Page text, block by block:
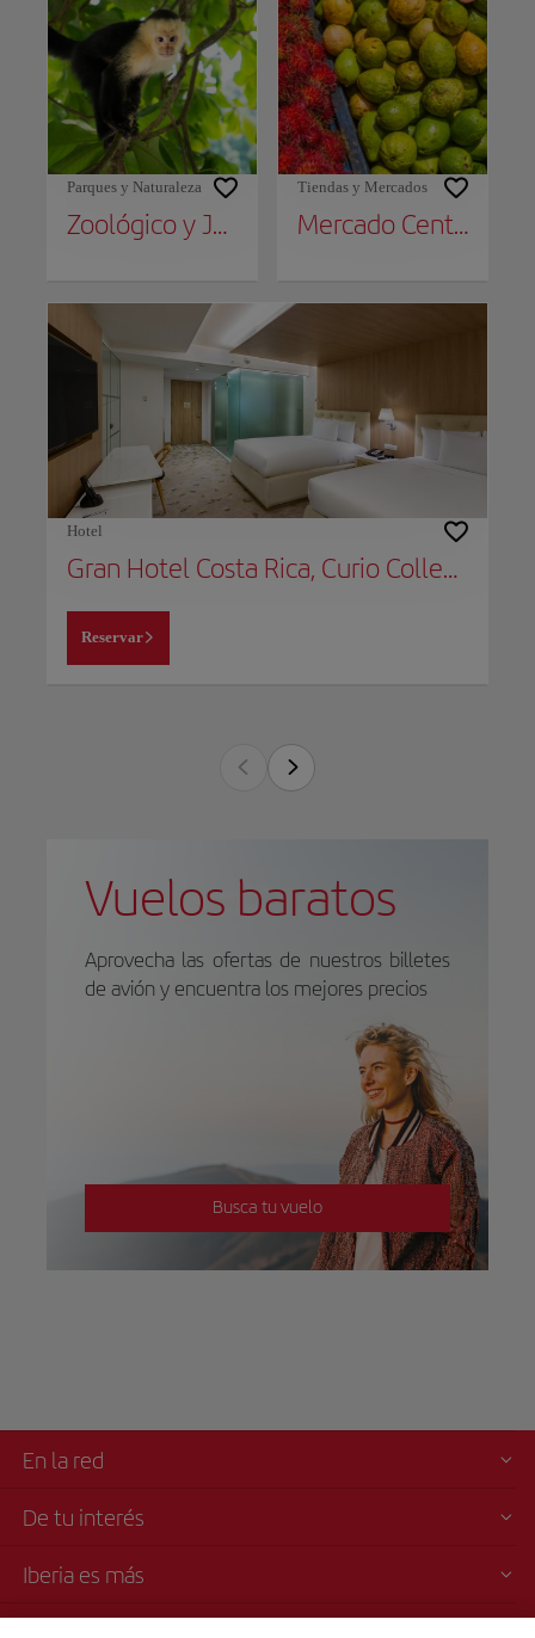
Parques y Naturaleza
Zoológico y Jardín Botánico Simón Bolívar
Tiendas y Mercados
Mercado Central
Hotel
Gran Hotel Costa Rica, Curio Collection By Hilton
Reservar
Vuelos baratos
Aprovecha las ofertas de nuestros billetes
de avión y encuentra los mejores precios
Busca tu vuelo
En la red
De tu interés
Iberia es más